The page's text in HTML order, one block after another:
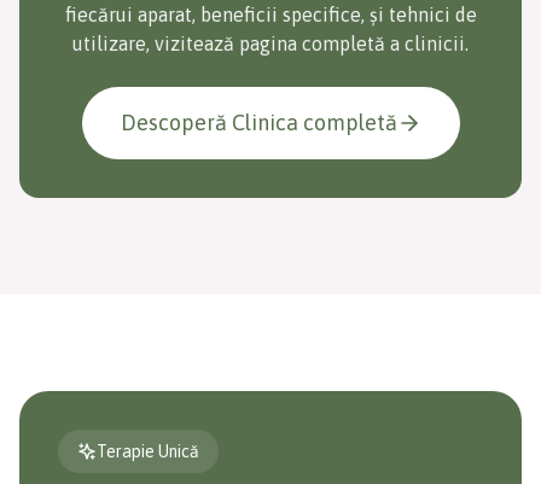
fiecărui aparat, beneficii specifice, și tehnici de
utilizare, vizitează pagina completă a clinicii.
Descoperă Clinica completă
Terapie Unică